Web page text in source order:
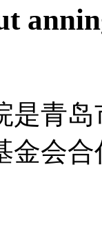
是青
金会